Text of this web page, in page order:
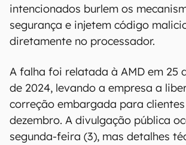
intencionados burlem os
segurança e injetem código
diretamente no processador.
A falha foi relatada à AMD em 25
de 2024, levando a empresa a
correção embargada para clientes
dezembro. A divulgação pública
segunda-feira (3), mas detalhes